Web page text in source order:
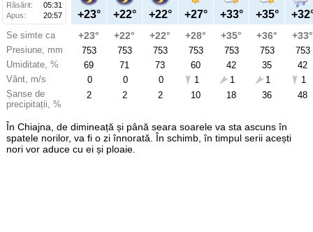
Răsărit:
05:31
Apus:
20:57
Se simte ca
Presiune, mm
Umiditate, %
Vânt, m/s
Șanse de
precipitații, %
+23°
+23°
753
69
0
2
+22°
+22°
753
71
0
2
+22°
+22°
753
73
0
2
+27°
+28°
753
60
1
10
+33°
+35°
753
42
1
18
+35°
+36°
753
35
1
36
+33°
753
42
1
48
În Chiajna, de dimineață și până seara soarele va sta ascuns în
spatele norilor, va fi o zi înnorată. În schimb, în timpul serii acești
nori vor aduce cu ei și ploaie.